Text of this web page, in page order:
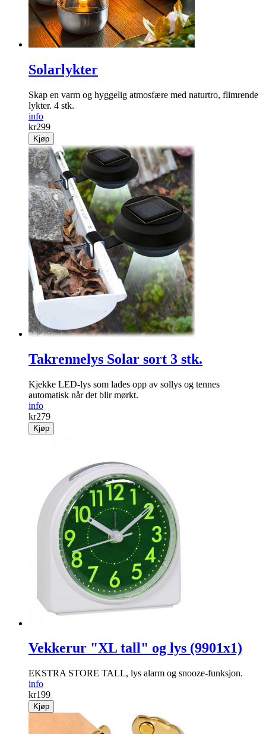
Solarlykter
Skap en varm og ­hyggelig ­atmosfære med naturtro, flimrende
lykter. 4 stk.
info
kr299
Kjøp
Takrennelys Solar sort 3 stk.
Kjekke LED-lys som lades opp av sollys og tennes
automatisk når det blir mørkt.
info
kr279
Kjøp
Vekkerur "XL tall" og lys (9901x1)
EKSTRA STORE TALL, lys alarm og snooze-funksjon.
info
kr199
Kjøp